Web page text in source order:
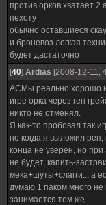
против орков хватает 2
пехоту
обычно оставшиеся
и броневоз легкая
будет дастаточно
[40] Ardias [2008-12-11,
АСМы реально хорошо
игре орка через ген
никто не отменял.
Я как-то пробовал так
но когда я выложил
конца не уверен, но
не будет, капить-
мека+шуты+слагги... а
думаю 1 паком много не
занимается тем же...